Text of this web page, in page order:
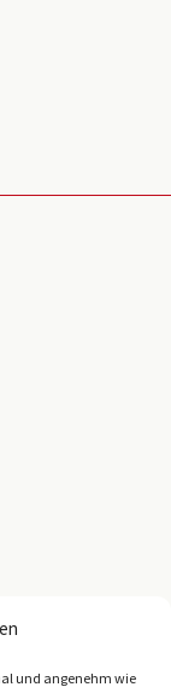
und angenehm wie